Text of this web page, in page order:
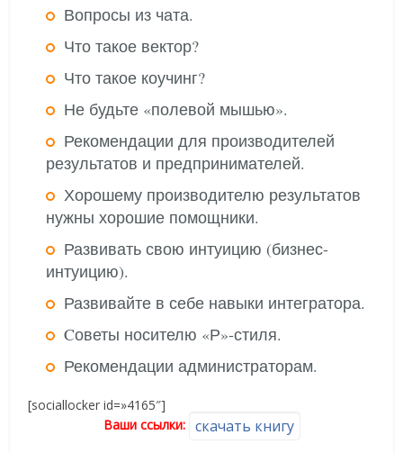
Вопросы из чата.
Что такое вектор?
Что такое коучинг?
Не будьте «полевой мышью».
Рекомендации для производителей
результатов и предпринимателей.
Хорошему производителю результатов
нужны хорошие помощники.
Развивать свою интуицию (бизнес-
интуицию).
Развивайте в себе навыки интегратора.
Cоветы носителю «Р»-стиля.
Рекомендации администраторам.
[sociallocker id=»4165″]
Ваши ссылки:
скачать книгу